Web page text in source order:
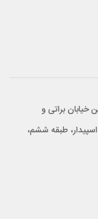
خیابان براتی و
۳۵۰، ساختمان اسپیدار، طبقه ششم،